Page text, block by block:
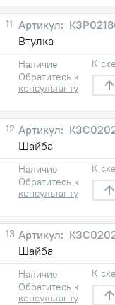
11
Втулка
Наличие
Обратитесь к
консультанту
К
12
Шайба
Наличие
Обратитесь к
консультанту
К
13
Шайба
Наличие
Обратитесь к
консультанту
К